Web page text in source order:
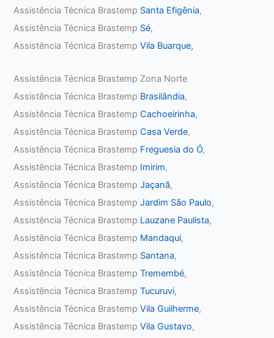
Assistência Técnica Brastemp Santa Efigênia,
Assistência Técnica Brastemp Sé,
Assistência Técnica BrastempVila Buarque,
Assistência Técnica Brastemp Zona Norte
Assistência Técnica Brastemp Brasilândia,
Assistência Técnica BrastempCachoeirinha,
Assistência Técnica BrastempCasa Verde,
Assistência Técnica Brastemp Freguesia do Ó,
Assistência Técnica Brastemp Imirim,
Assistência Técnica BrastempJaçanã,
Assistência Técnica BrastempJardim São Paulo,
Assistência Técnica Brastemp Lauzane Paulista,
Assistência Técnica Brastemp Mandaqui,
Assistência Técnica Brastemp Santana,
Assistência Técnica BrastempTremembé,
Assistência Técnica BrastempTucuruvi,
Assistência Técnica BrastempVila Guilherme,
Assistência Técnica BrastempVila Gustavo,